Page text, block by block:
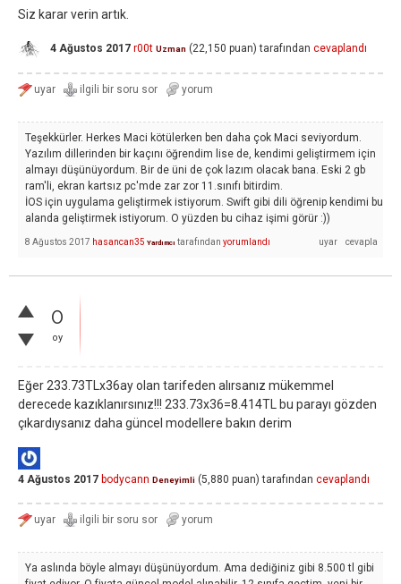
Siz karar verin artık.
4 Ağustos 2017 r00t Uzman (22,150 puan) tarafından cevaplandı
Teşekkürler. Herkes Maci kötülerken ben daha çok Maci seviyordum.
Yazılım dillerinden bir kaçını öğrendim lise de, kendimi geliştirmem için
almayı düşünüyordum. Bir de üni de çok lazım olacak bana. Eski 2 gb
ram'li, ekran kartsız pc'mde zar zor 11.sınıfı bitirdim.
İOS için uygulama geliştirmek istiyorum. Swift gibi dili öğrenip kendimi bu
alanda geliştirmek istiyorum. O yüzden bu cihaz işimi görür :))
8 Ağustos 2017 hasancan35 Yardımcı tarafından yorumlandı
0
oy
Eğer 233.73TLx36ay olan tarifeden alırsanız mükemmel
derecede kazıklanırsınız!!! 233.73x36=8.414TL bu parayı gözden
çıkardıysanız daha güncel modellere bakın derim
4 Ağustos 2017 bodycann Deneyimli (5,880 puan) tarafından cevaplandı
Ya aslında böyle almayı düşünüyordum. Ama dediğiniz gibi 8.500 tl gibi